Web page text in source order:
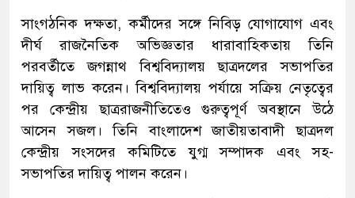
সাংগঠনিক দক্ষতা, কর্মীদের সঙ্গে নিবিড় যোগাযোগ এবং
দীর্ঘ রাজনৈতিক অভিজ্ঞতার ধারাবাহিকতায় তিনি
পরবর্তীতে জগন্নাথ বিশ্ববিদ্যালয় ছাত্রদলের সভাপতির
দায়িত্ব লাভ করেন। বিশ্ববিদ্যালয় পর্যায়ে সক্রিয় নেতৃত্বের
পর কেন্দ্রীয় ছাত্ররাজনীতিতেও গুরুত্বপূর্ণ অবস্থানে উঠে
আসেন সজল। তিনি বাংলাদেশ জাতীয়তাবাদী ছাত্রদল
কেন্দ্রীয় সংসদের কমিটিতে যুগ্ম সম্পাদক এবং সহ-
সভাপতির দায়িত্ব পালন করেন।